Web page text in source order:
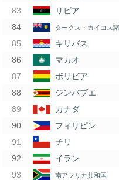
リビア
タークス・カイコス
キリバス
マカオ
ボリビア
ジンバブエ
カナダ
フィリピン
チリ
イラン
南アフリカ共和国